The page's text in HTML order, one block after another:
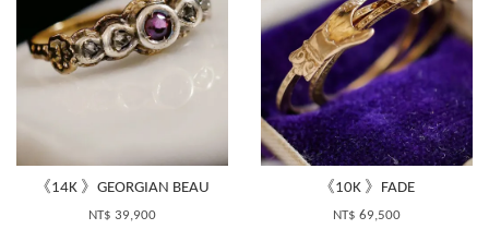
《14K 》GEORGIAN BEAU
NT$ 39,900
《10K 》FADE
NT$ 69,500